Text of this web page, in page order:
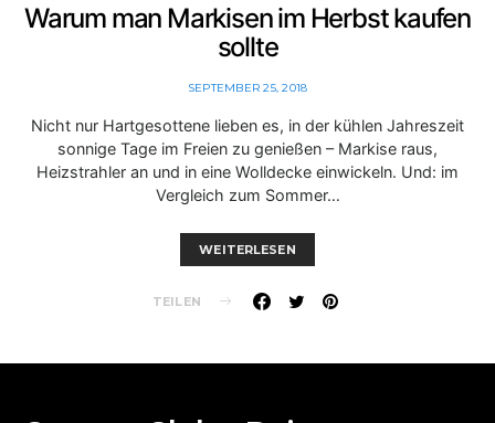
Warum man Markisen im Herbst kaufen
sollte
SEPTEMBER 25, 2018
Nicht nur Hartgesottene lieben es, in der kühlen Jahreszeit
sonnige Tage im Freien zu genießen – Markise raus,
Heizstrahler an und in eine Wolldecke einwickeln. Und: im
Vergleich zum Sommer…
WEITERLESEN
TEILEN